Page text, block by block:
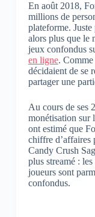
En août 2018,
millions de
plateforme.
alors plus que le
jeux confondus
en ligne. Comme
décidaient de se
partager une
Au cours de ses
monétisation sur
ont estimé que
chiffre d’affaires
Candy Crush
plus streamé :
joueurs sont
confondus.